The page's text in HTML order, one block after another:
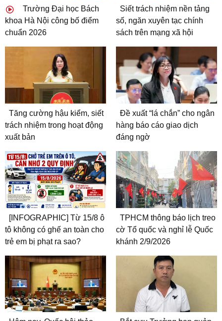
Trường Đại học Bách
khoa Hà Nội công bố điểm
chuẩn 2026
Siết trách nhiệm nền tảng
số, ngăn xuyên tạc chính
sách trên mạng xã hội
Tăng cường hậu kiểm, siết
trách nhiệm trong hoạt động
xuất bản
Đề xuất “lá chắn” cho ngân
hàng báo cáo giao dịch
đáng ngờ
[INFOGRAPHIC] Từ 15/8 ô
tô không có ghế an toàn cho
trẻ em bị phạt ra sao?
TPHCM thông báo lịch treo
cờ Tổ quốc và nghỉ lễ Quốc
khánh 2/9/2026